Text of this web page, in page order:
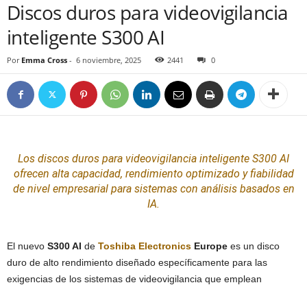
Discos duros para videovigilancia
inteligente S300 AI
Por Emma Cross - 6 noviembre, 2025 2441 0
Los discos duros para videovigilancia inteligente S300AI
ofrecen alta capacidad, rendimiento optimizado y fiabilidad
de nivel empresarial para sistemascon análisis basados en
IA.
El nuevo S300 AI de Toshiba Electronics Europe es un disco
duro de alto rendimiento diseñado específicamente para las
exigencias de los sistemas de videovigilancia que emplean